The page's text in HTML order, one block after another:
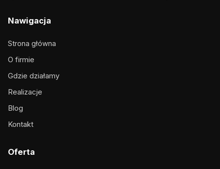
Nawigacja
Strona główna
O firmie
Gdzie działamy
Realizacje
Blog
Kontakt
Oferta